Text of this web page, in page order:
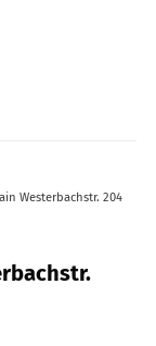
Westerbachstr. 204